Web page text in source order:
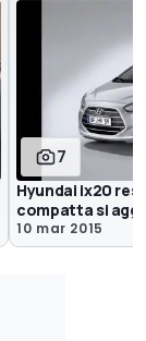
7
Hyundai ix20
compatta si
10 mar 2015